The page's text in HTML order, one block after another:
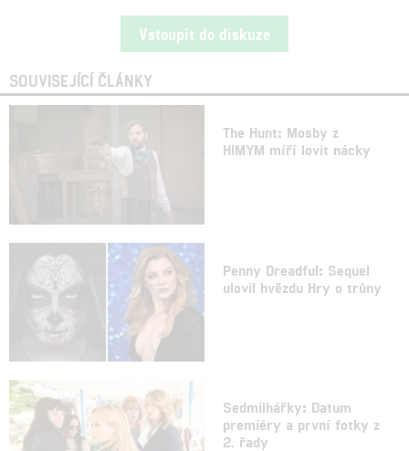
Vstoupit do diskuze
SOUVISEJÍCÍ ČLÁNKY
The Hunt: Mosby z
HIMYM míří lovit nácky
Penny Dreadful: Sequel
ulovil hvězdu Hry o trůny
Sedmilhářky: Datum
premiéry a první fotky z
2. řady